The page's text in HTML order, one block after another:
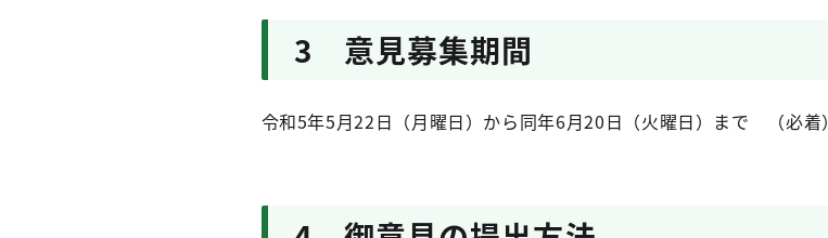
3 意見募集期間
令和5年5月22日（月曜日）から同年6月20日（火曜日）まで （必着）